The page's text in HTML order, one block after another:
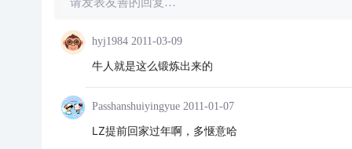
hyj1984 2011-03-09
牛人就是这么锻炼出来的
Passhanshuiyingyue 2011-01-07
LZ提前回家过年啊，多惬意哈